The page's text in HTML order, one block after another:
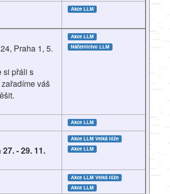
Akce LLM
Praha 1, 5.
si přáli s
váš
Akce LLM
Náčelnictvo LLM
Akce LLM
- 29. 11.
Akce LLM Velká lóže
Akce LLM
Akce LLM Velká lóže
Akce LLM